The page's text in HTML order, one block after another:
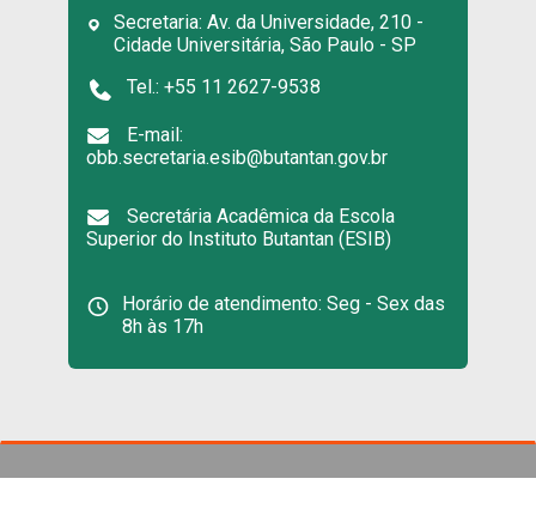
Secretaria: Av. da Universidade, 210 -
Cidade Universitária, São Paulo - SP
Tel.: +55 11 2627-9538
E-mail:
obb.secretaria.esib@butantan.gov.br
Secretária Acadêmica da Escola
Superior do Instituto Butantan (ESIB)
Horário de atendimento: Seg - Sex das
8h às 17h